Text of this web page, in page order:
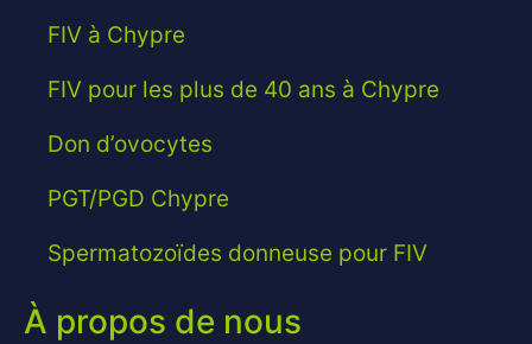
FIV à Chypre
FIV pour les plus de 40 ans à Chypre
Don d’ovocytes
PGT/PGD Chypre
Spermatozoïdes donneuse pour FIV
À propos de nous